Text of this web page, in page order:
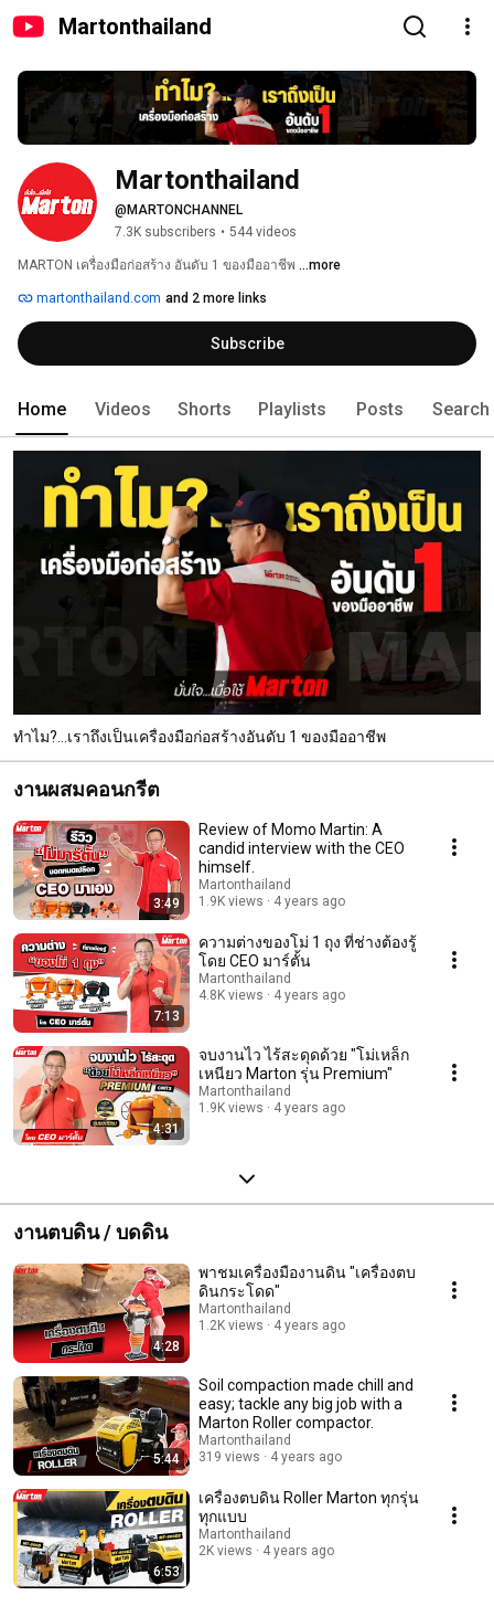
Martonthailand
Martonthailand
@MARTONCHANNEL
7.3K subscribers • 544 videos
MARTON เครื่องมือก่อสร้าง อันดับ 1 ของมืออาชีพ ...more
martonthailand.com and 2 more links
Subscribe
Home Videos Shorts Playlists Posts Search
ทำไม?...เราถึงเป็นเครื่องมือก่อสร้างอันดับ 1 ของมืออาชีพ
งานผสมคอนกรีต
3:49
Review of Momo Martin: A
candid interview with the CEO
himself.
Martonthailand
1.9K views
4 years ago
7:13
ความต่างของโม่ 1 ถุง ที่ช่างต้องรู้
โดย CEO มาร์ตั้น
Martonthailand
4.8K views
4 years ago
4:31
จบงานไว ไร้สะดุดด้วย "โม่เหล็ก
เหนียว Marton รุ่น Premium"
Martonthailand
1.9K views
4 years ago
งานตบดิน / บดดิน
4:28
พาชมเครื่องมืองานดิน "เครื่องตบ
ดินกระโดด"
Martonthailand
1.2K views
4 years ago
5:44
Soil compaction made chill and
easy; tackle any big job with a
Marton Roller compactor.
Martonthailand
319 views
4 years ago
6:53
เครื่องตบดิน Roller Marton ทุกรุ่น
ทุกแบบ
Martonthailand
2K views
4 years ago